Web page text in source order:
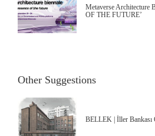
Metaverse Architecture
OF THE FUTURE’
Other Suggestions
BELLEK | İller Bankası